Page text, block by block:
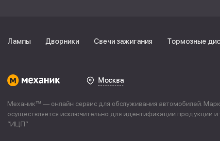
Лампы Дворники Свечи зажигания Тормозные
Москва
Механик™ — онлайн сервис для обслуживания автомобилей.
осуществляется исключительно для идентификации продукции
“ИЦП”